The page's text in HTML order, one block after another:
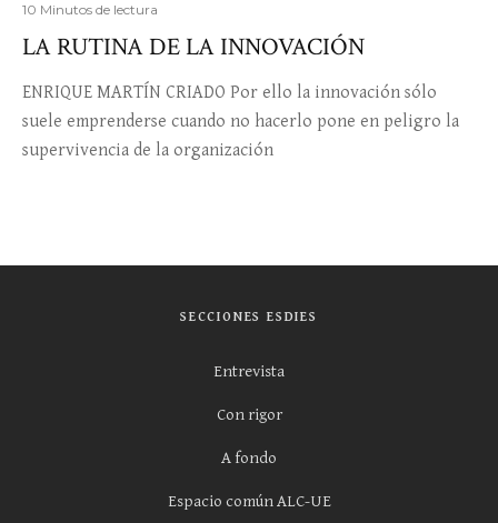
10 Minutos de lectura
LA RUTINA DE LA INNOVACIÓN
ENRIQUE MARTÍN CRIADO Por ello la innovación sólo
suele emprenderse cuando no hacerlo pone en peligro la
supervivencia de la organización
SECCIONES ESDIES
Entrevista
Con rigor
A fondo
Espacio común ALC-UE